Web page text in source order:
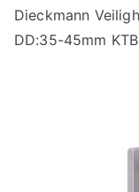
Dieckmann
DD:35-45mm